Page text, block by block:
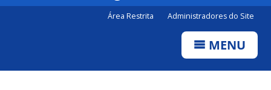
Área Restrita Administradores do Site
MENU